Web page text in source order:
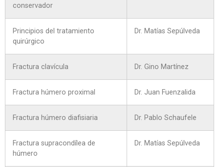
conservador
Principios del tratamiento
quirúrgico
Dr. Matías Sepúlveda
Fractura clavícula Dr. Gino Martínez
Fractura húmero proximal Dr. Juan Fuenzalida
Fractura húmero diafisiaria Dr. Pablo Schaufele
Fractura supracondílea de
húmero
Dr. Matías Sepúlveda